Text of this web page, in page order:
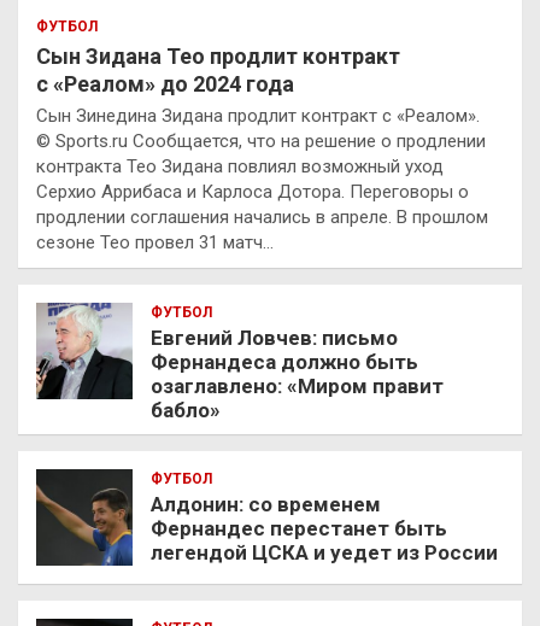
ФУТБОЛ
Сын Зидана Тео продлит контракт
с «Реалом» до 2024 года
Сын Зинедина Зидана продлит контракт с «Реалом».
© Sports.ru Сообщается, что на решение о продлении
контракта Тео Зидана повлиял возможный уход
Серхио Аррибаса и Карлоса Дотора. Переговоры о
продлении соглашения начались в апреле. В прошлом
сезоне Тео провел 31 матч…
ФУТБОЛ
Евгений Ловчев: письмо
Фернандеса должно быть
озаглавлено: «Миром правит
бабло»
ФУТБОЛ
Алдонин: со временем
Фернандес перестанет быть
легендой ЦСКА и уедет из России